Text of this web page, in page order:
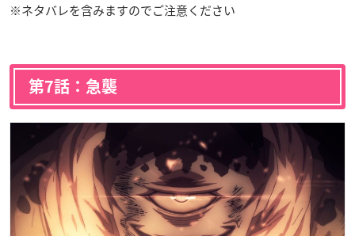
※ネタバレを含みますのでご注意ください
第7話：急襲